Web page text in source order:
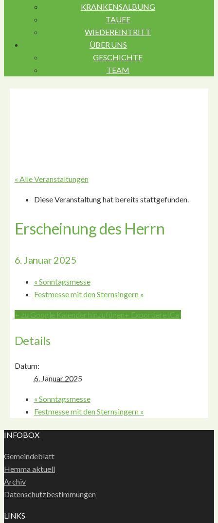
KRANKENSALBUNG
TAUFE
WIEDEREINTRITT
ÜBER UNS
GESCHICHTE
TEAM
« Alle Veranstaltungen
Diese Veranstaltung hat bereits stattgefunden.
Erscheinung des Herrn
6. Januar 2025
« Sonntagsmesse
Festmesse mit den Sternsingern »
+ zu Google Kalender hinzufügen + Exportiere iCal
Details
Datum:
6. Januar 2025
« Sonntagsmesse
Festmesse mit den Sternsingern »
INFOBOX
Gemeindeblatt
Hemma aktuell
Archiv
Datenschutzbestimmungen
LINKS